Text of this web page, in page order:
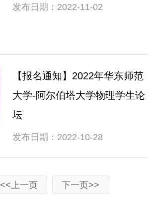
发布日期：2022-11-02
【报名通知】2022年华东师范
大学-阿尔伯塔大学物理学生论
坛
发布日期：2022-10-28
<<上一页
下一页>>